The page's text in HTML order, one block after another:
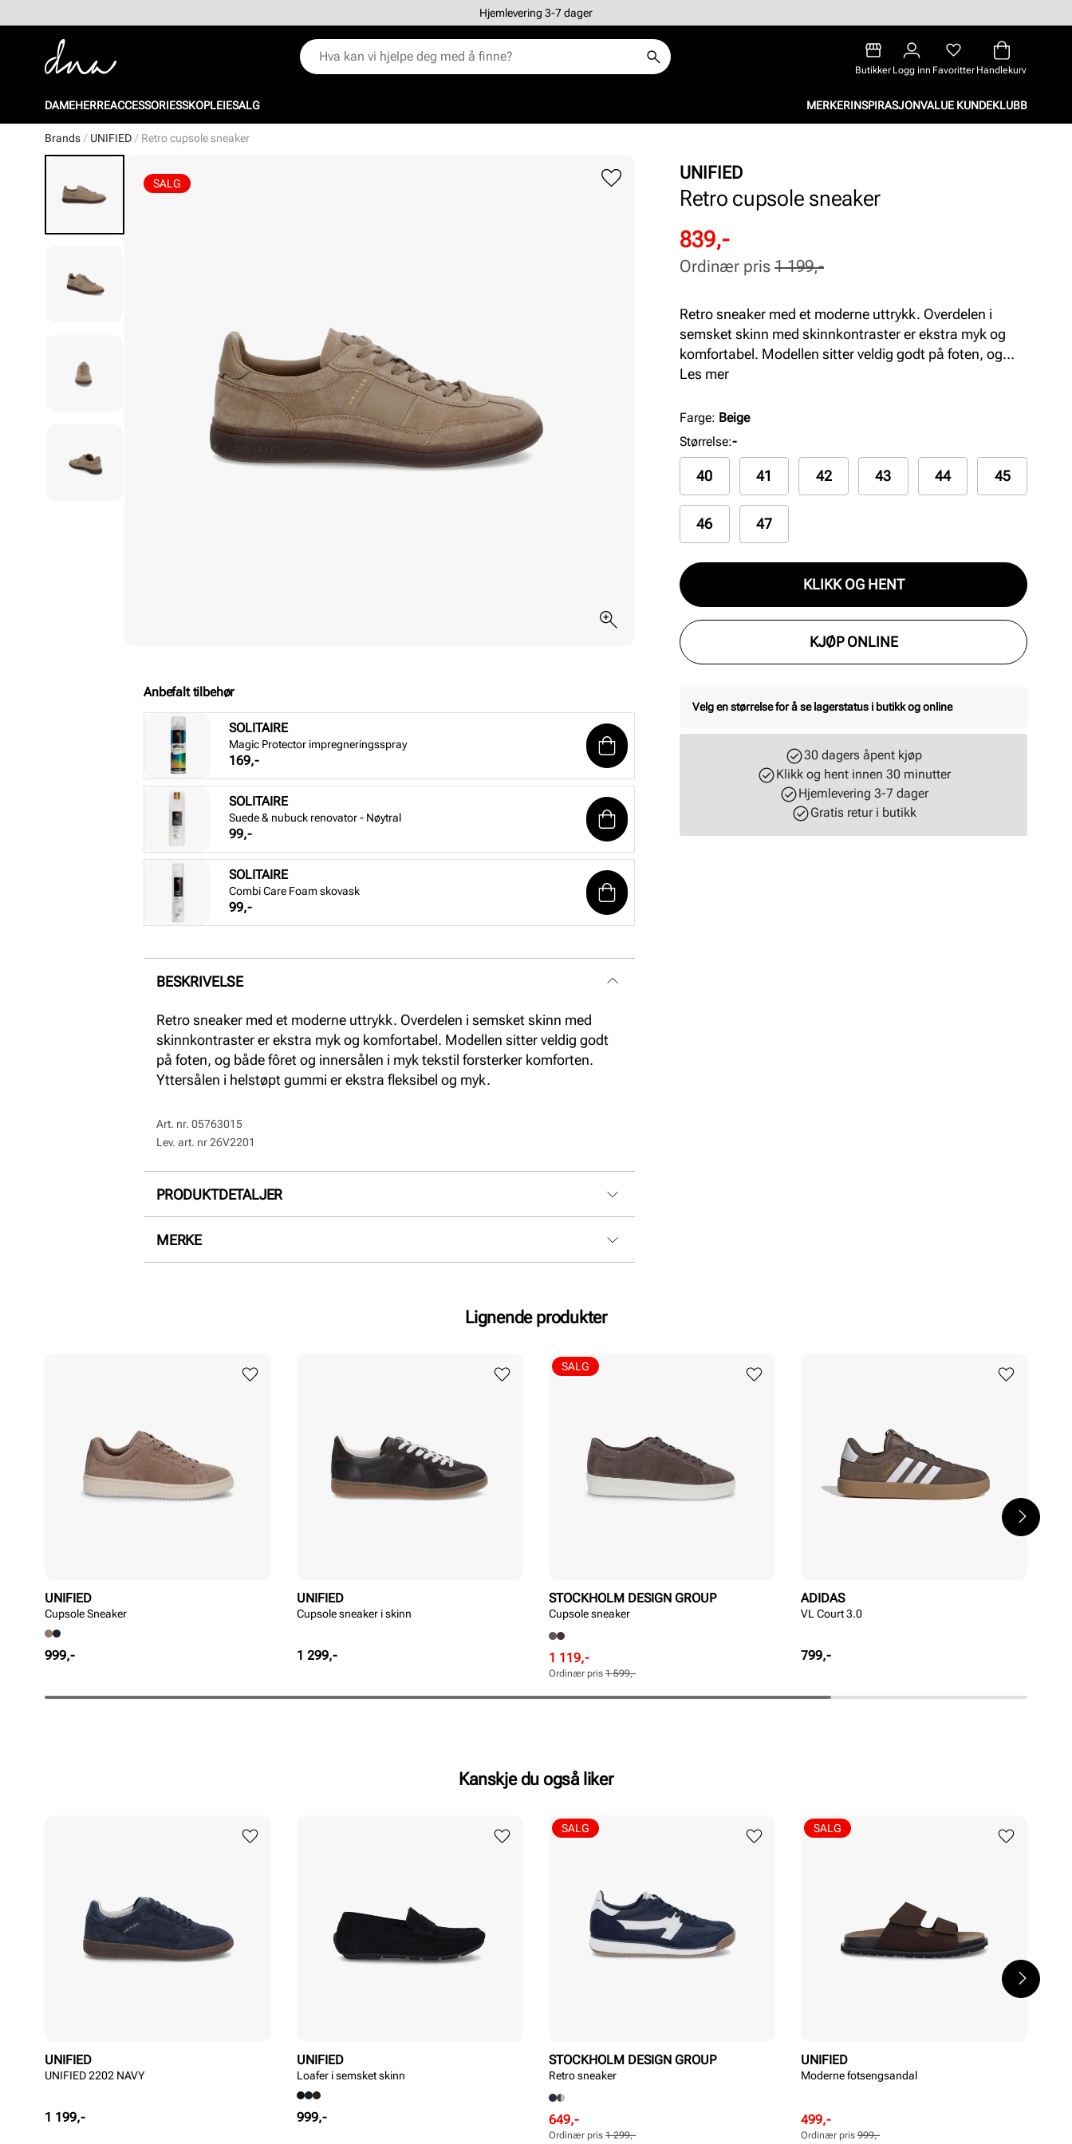
Hjemlevering 3-7 dager
Butikker Logg inn Favoritter Handlekurv
DAMEHERREACCESSORIESSKOPLEIESALG MERKERINSPIRASJONVALUE KUNDEKLUBB
Brands UNIFIED Retro cupsole sneaker
SALG
Anbefalt tilbehør
SOLITAIRE
Magic Protector impregneringsspray
Pris
169,-
SOLITAIRE
Suede & nubuck renovator - Nøytral
Pris
99,-
SOLITAIRE
Combi Care Foam skovask
Pris
99,-
BESKRIVELSE
Retro sneaker med et moderne uttrykk. Overdelen i semsket skinn med
skinnkontraster er ekstra myk og komfortabel. Modellen sitter veldig godt
på foten, og både fôret og innersålen i myk tekstil forsterker komforten.
Yttersålen i helstøpt gummi er ekstra fleksibel og myk.
Art. nr. 05763015
Lev. art. nr26V2201
PRODUKTDETALJER
Overdel:
MERKE
UNIFIED
Retro cupsole sneaker
Rabattert
pris
839,-
Ordinær
pris
Ordinær pris 1 199,-
Retro sneaker med et moderne uttrykk. Overdelen i
semsket skinn med skinnkontraster er ekstra myk og
komfortabel. Modellen sitter veldig godt på foten, og
både fôret og innersålen i myk tekstil forsterker
fleksibel og myk.
Les mer
Farge: Beige
Størrelse:-
40 41 42 43 44 45
46 47
KLIKK OG HENT
KJØP ONLINE
Velg en størrelse for å se lagerstatus i butikk og online
30 dagers åpent kjøp
Klikk og hent innen 30 minutter
Hjemlevering 3-7 dager
Gratis retur i butikk
Lignende produkter
UNIFIED
Cupsole Sneaker
Pris
999,-
UNIFIED
Cupsole sneaker i skinn
Pris
1 299,-
STOCKHOLM DESIGN GROUP
Cupsole sneaker
Rabattert
pris
Pris
1 119,-
Ordinær
pris
Pris
Ordinær pris 1 599,-
SALG
ADIDAS
VL Court 3.0
Pris
799,-
Kanskje du også liker
UNIFIED
UNIFIED 2202 NAVY
Pris
1 199,-
UNIFIED
Loafer i semsket skinn
Pris
999,-
STOCKHOLM DESIGN GROUP
Retro sneaker
Rabattert
pris
649,-
Ordinær
pris
Ordinær pris 1 299,-
SALG
UNIFIED
Moderne fotsengsandal
Rabattert
pris
499,-
Ordinær
pris
Ordinær pris 999,-
SALG